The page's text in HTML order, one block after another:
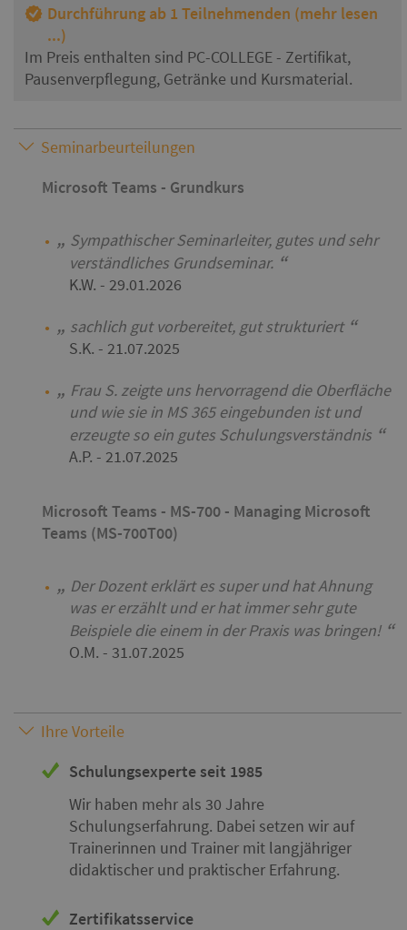
Durchführung ab 1 Teilnehmenden (mehr lesen
...)
Im Preis enthalten sind PC-COLLEGE - Zertifikat,
Pausenverpflegung, Getränke und Kursmaterial.
Seminarbeurteilungen
Microsoft Teams - Grundkurs
Sympathischer Seminarleiter, gutes und sehr
verständliches Grundseminar.
K.W. - 29.01.2026
sachlich gut vorbereitet, gut strukturiert
S.K. - 21.07.2025
Frau S. zeigte uns hervorragend die Oberfläche
und wie sie in MS 365 eingebunden ist und
erzeugte so ein gutes Schulungsverständnis
A.P. - 21.07.2025
Microsoft Teams - MS-700 - Managing Microsoft
Teams (MS-700T00)
Der Dozent erklärt es super und hat Ahnung
was er erzählt und er hat immer sehr gute
Beispiele die einem in der Praxis was bringen!
O.M. - 31.07.2025
Ihre Vorteile
Schulungsexperte seit 1985
Wir haben mehr als 30 Jahre
Schulungserfahrung. Dabei setzen wir auf
Trainerinnen und Trainer mit langjähriger
didaktischer und praktischer Erfahrung.
Zertifikatsservice